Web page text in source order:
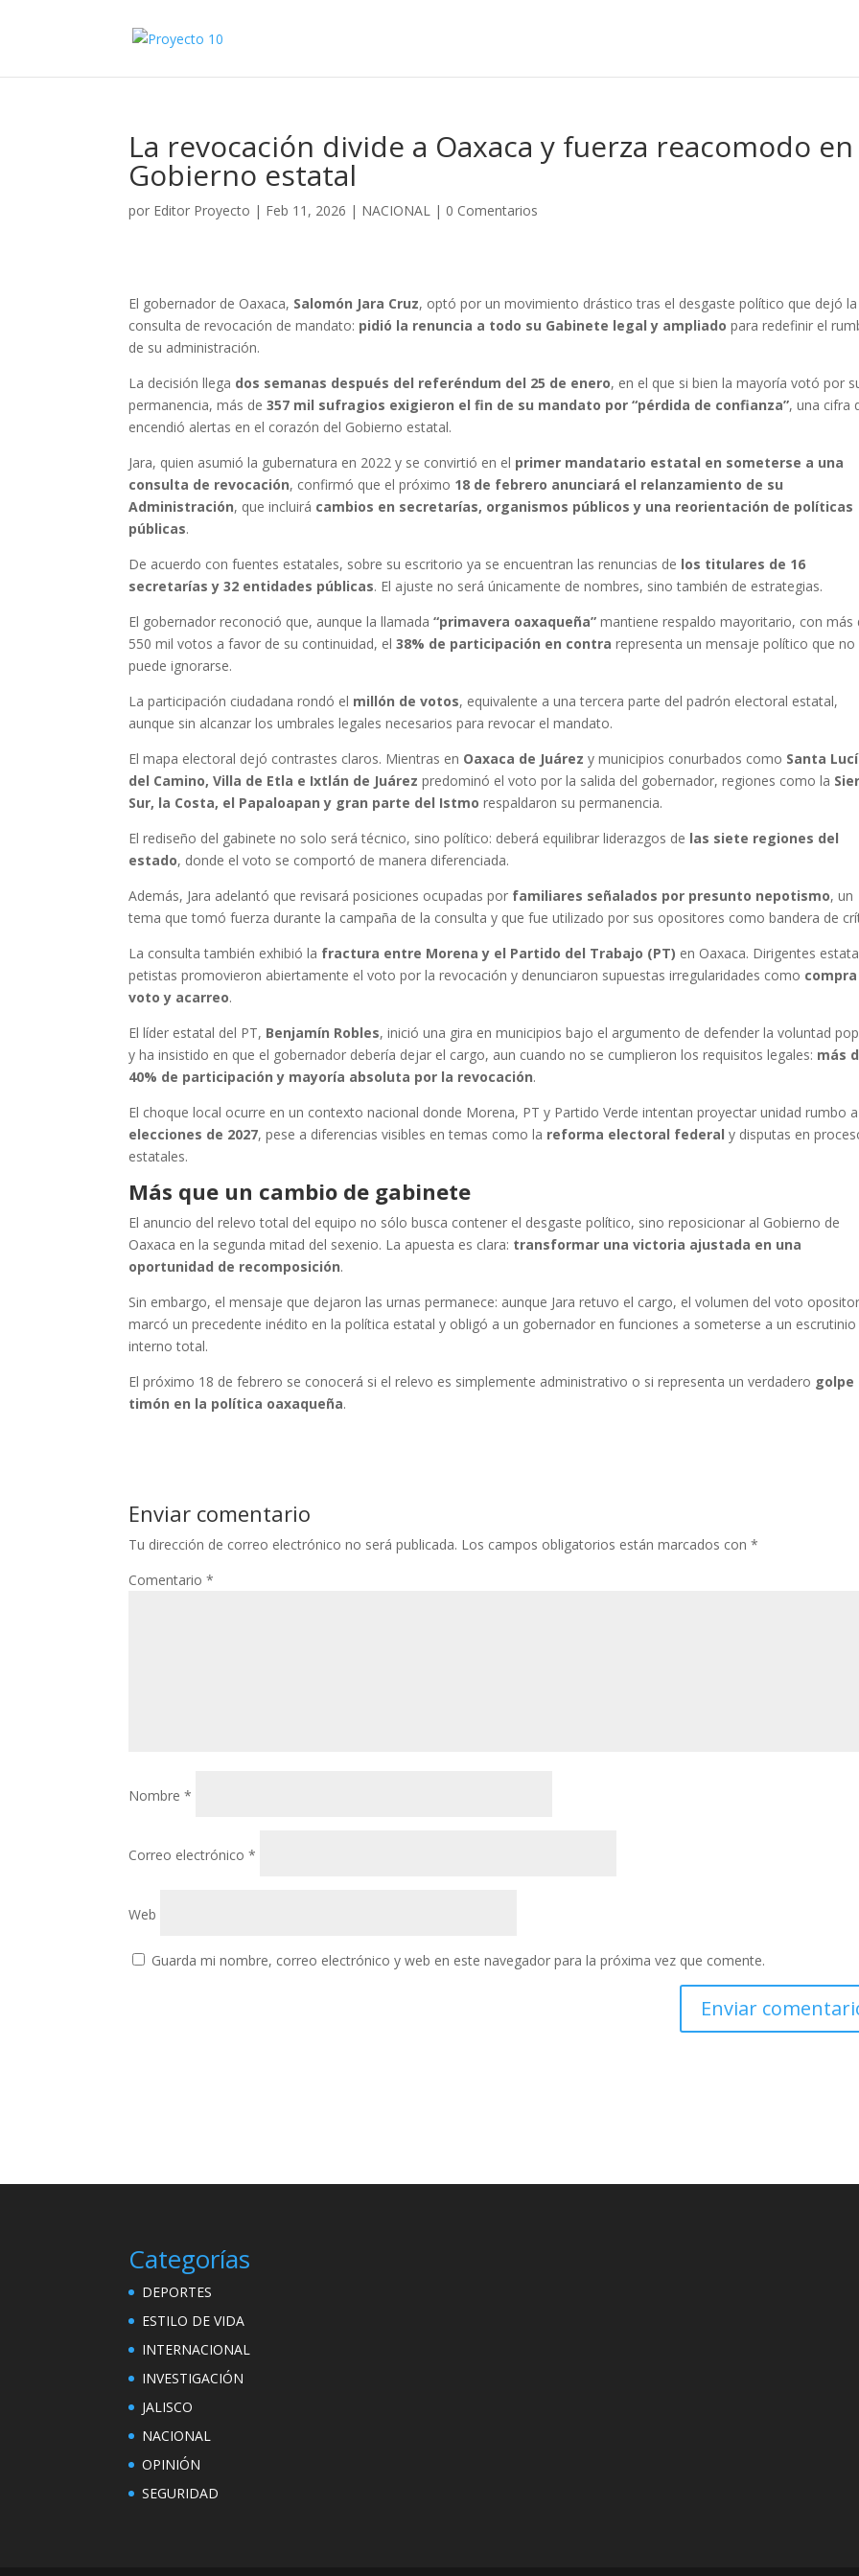
La revocación divide a Oaxaca y fuerza reacomodo
Gobierno estatal
por Editor Proyecto | Feb 11, 2026 | NACIONAL | 0 Comentarios
El gobernador de Oaxaca, Salomón Jara Cruz, optó por un movimiento drástico tras el desgaste político que dejó la
consulta de revocación de mandato: pidió la renuncia a todo su Gabinete legal y ampliado para redefinir el
de su administración.
La decisión llega dos semanas después del referéndum del 25 de enero, en el que si bien la mayoría votó por
permanencia, más de357 mil sufragios exigieron el fin de su mandato por “pérdida de confianza”, una cifra
encendió alertas en el corazón del Gobierno estatal.
Jara, quien asumió la gubernatura en 2022 y se convirtió en el primer mandatario estatal en someterse a una
consulta de revocación, confirmó que el próximo 18 de febrero anunciará el relanzamiento de su
Administración, que incluirá cambios en secretarías, organismos públicos y una reorientación de políticas
públicas.
De acuerdo con fuentes estatales, sobre su escritorio ya se encuentran las renuncias de los titulares de 16
secretarías y 32 entidades públicas. El ajuste no será únicamente de nombres, sino también de estrategias.
El gobernador reconoció que, aunque la llamada“primavera oaxaqueña” mantiene respaldo mayoritario, con más
550 mil votos a favor de su continuidad, el38% de participación en contra representa un mensaje político que no
puede ignorarse.
La participación ciudadana rondó el millón de votos, equivalente a una tercera parte del padrón electoral estatal,
aunque sin alcanzar los umbrales legales necesarios para revocar el mandato.
El mapa electoral dejó contrastes claros. Mientras en Oaxaca de Juárez y municipios conurbados como Santa
del Camino, Villa de Etla e Ixtlán de Juárez predominó el voto por la salida del gobernador, regiones como la
Sur, la Costa, el Papaloapan y gran parte del Istmo respaldaron su permanencia.
El rediseño del gabinete no solo será técnico, sino político: deberá equilibrar liderazgos de las siete regiones del
estado, donde el voto se comportó de manera diferenciada.
Además, Jara adelantó que revisará posiciones ocupadas por familiares señalados por presunto nepotismo, un
tema que tomó fuerza durante la campaña de la consulta y que fue utilizado por sus opositores como bandera de
La consulta también exhibió la fractura entre Morena y el Partido del Trabajo (PT) en Oaxaca. Dirigentes
petistas promovieron abiertamente el voto por la revocación y denunciaron supuestas irregularidades como
voto y acarreo.
El líder estatal del PT, Benjamín Robles, inició una gira en municipios bajo el argumento de defender la voluntad
y ha insistido en que el gobernador debería dejar el cargo, aun cuando no se cumplieron los requisitos legales: más
40% de participación y mayoría absoluta por la revocación.
El choque local ocurre en un contexto nacional donde Morena, PT y Partido Verde intentan proyectar unidad rumbo a
elecciones de 2027, pese a diferencias visibles en temas como la reforma electoral federal y disputas en
estatales.
Más que un cambio de gabinete
El anuncio del relevo total del equipo no sólo busca contener el desgaste político, sino reposicionar al Gobierno de
Oaxaca en la segunda mitad del sexenio. La apuesta es clara: transformar una victoria ajustada en una
oportunidad de recomposición.
Sin embargo, el mensaje que dejaron las urnas permanece: aunque Jara retuvo el cargo, el volumen del voto opositor
marcó un precedente inédito en la política estatal y obligó a un gobernador en funciones a someterse a un escrutinio
interno total.
El próximo 18 de febrero se conocerá si el relevo es simplemente administrativo o si representa un verdadero golpe
timón en la política oaxaqueña.
Enviar comentario
Tu dirección de correo electrónico no será publicada. Los campos obligatorios están marcados con*
Comentario*
Nombre*
Correo electrónico*
Web
Guarda mi nombre, correo electrónico y web en este navegador para la próxima vez que comente.
Categorías
DEPORTES
ESTILO DE VIDA
INTERNACIONAL
INVESTIGACIÓN
JALISCO
NACIONAL
OPINIÓN
SEGURIDAD